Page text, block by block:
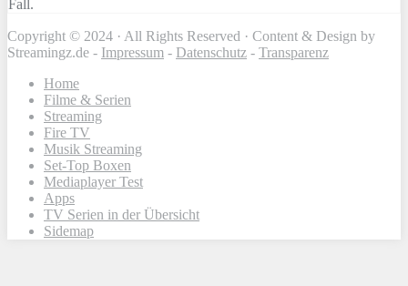
Fall.
Copyright © 2024 · All Rights Reserved · Content & Design by
Streamingz.de - Impressum - Datenschutz - Transparenz
Home
Filme & Serien
Streaming
Fire TV
Musik Streaming
Set-Top Boxen
Mediaplayer Test
Apps
TV Serien in der Übersicht
Sidemap